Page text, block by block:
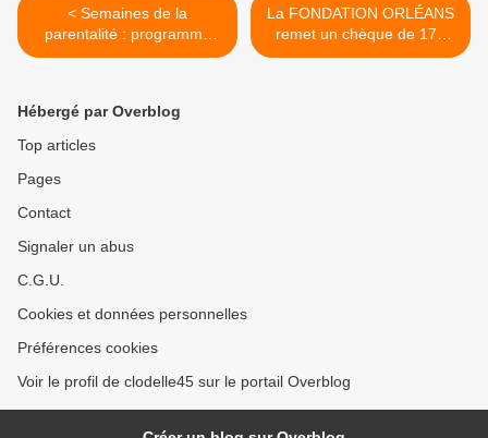
< Semaines de la
parentalité : programme
dans le Loiret et à Fleury
La FONDATION ORLÉANS
remet un chèque de 170
000€ au Muséum d’Orléans
Hébergé par Overblog
Top articles
Pages
Contact
Signaler un abus
C.G.U.
Cookies et données personnelles
Préférences cookies
Voir le profil de clodelle45 sur le portail Overblog